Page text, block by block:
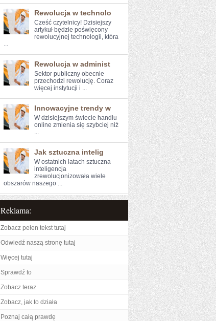
Rewolucja w technolo
Cześć czytelnicy! Dzisiejszy
artykuł będzie poświęcony
rewolucyjnej technologii, która
...
Rewolucja w administ
Sektor publiczny ​obecnie​
przechodzi⁣ rewolucję. Coraz
więcej instytucji i ...
Innowacyjne trendy w
W dzisiejszym świecie handlu
online⁣ zmienia się szybciej​ niż
...
Jak sztuczna intelig
W ostatnich latach ‍sztuczna
inteligencja
‌zrewolucjonizowała wiele
obszarów​ naszego ...
Reklama:
Zobacz pełen tekst tutaj
Odwiedź naszą stronę tutaj
Więcej tutaj
Sprawdź to
Zobacz teraz
Zobacz, jak to działa
Poznaj całą prawdę